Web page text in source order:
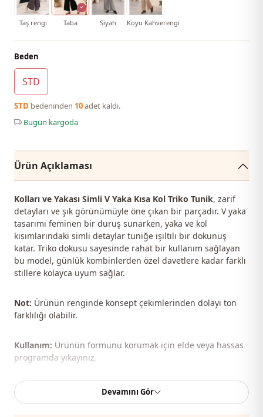
Taş rengi Taba Siyah Koyu Kahverengi
Beden
STD
STD bedeninden 10adet kaldı.
Bugün kargoda
Ürün Açıklaması
Kolları ve Yakası Simli V Yaka Kısa Kol Triko Tunik, zarif
detayları ve şık görünümüyle öne çıkan bir parçadır. V yaka
tasarımı feminen bir duruş sunarken, yaka ve kol
kısımlarındaki simli detaylar tuniğe ışıltılı bir dokunuş
katar. Triko dokusu sayesinde rahat bir kullanım sağlayan
bu model, günlük kombinlerden özel davetlere kadar farklı
stillere kolayca uyum sağlar.
Not: Ürünün renginde konsept çekimlerinden dolayı ton
farklılığı olabilir.
Kullanım: Ürünün formunu korumak için elde veya hassas
programda yıkayınız.
Şal, çanta, ayakkabı ve takılar kombin yapmak için
kullanılmıştır.
Devamını Gör